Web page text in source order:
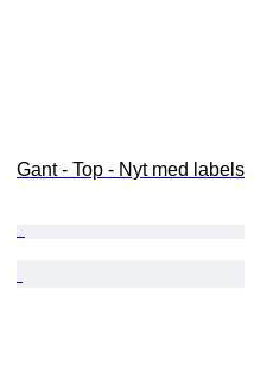
Gant - Top - Nyt med labels